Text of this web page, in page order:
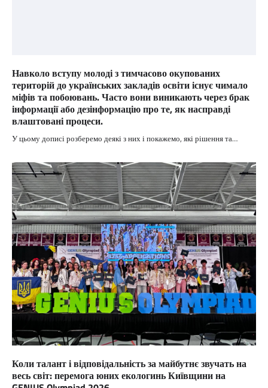
Навколо вступу молоді з тимчасово окупованих
територій до українських закладів освіти існує чимало
міфів та побоювань. Часто вони виникають через брак
інформації або дезінформацію про те, як насправді
влаштовані процеси.
У цьому дописі розберемо деякі з них і покажемо, які рішення та…
Коли талант і відповідальність за майбутнє звучать на
весь світ: перемога юних екологинь Київщини на